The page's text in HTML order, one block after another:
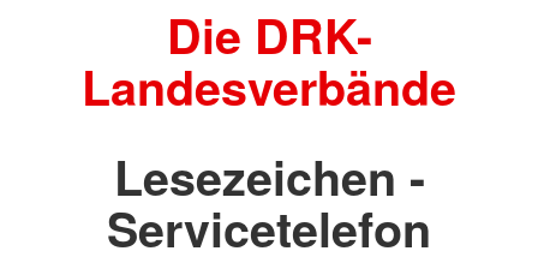
Die DRK-
Landesverbände
Lesezeichen -
Servicetelefon